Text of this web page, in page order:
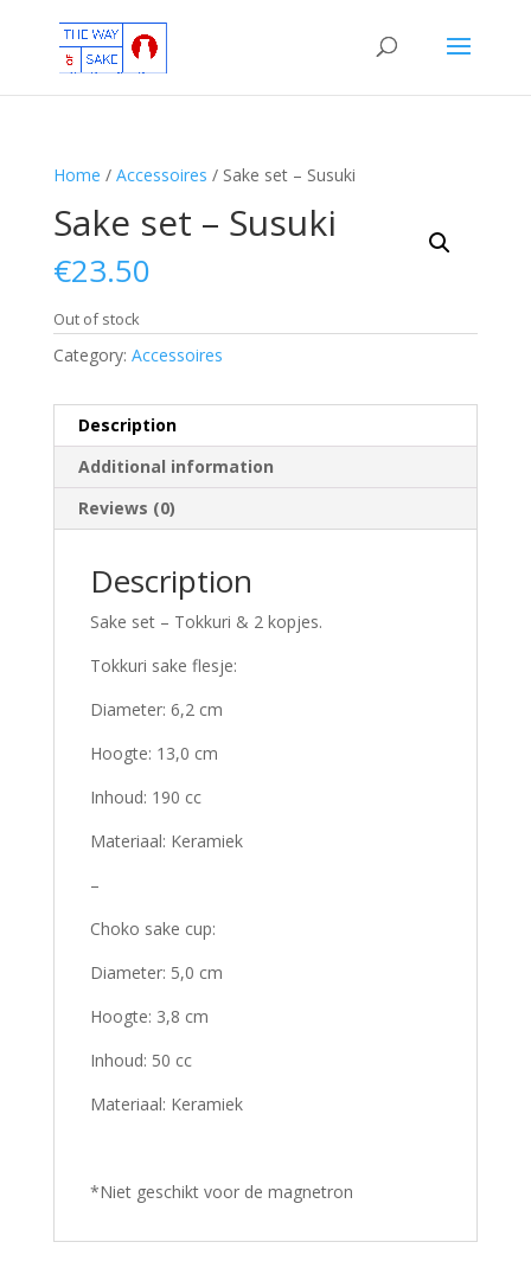
Home / Accessoires / Sake set – Susuki
Sake set – Susuki
€23.50
Out of stock
Category: Accessoires
Description
Additional information
Reviews (0)
Description
Sake set – Tokkuri & 2 kopjes.
Tokkuri sake flesje:
Diameter: 6,2 cm
Hoogte: 13,0 cm
Inhoud: 190 cc
Materiaal: Keramiek
–
Choko sake cup:
Diameter: 5,0 cm
Hoogte: 3,8 cm
Inhoud: 50 cc
Materiaal: Keramiek
*Niet geschikt voor de magnetron